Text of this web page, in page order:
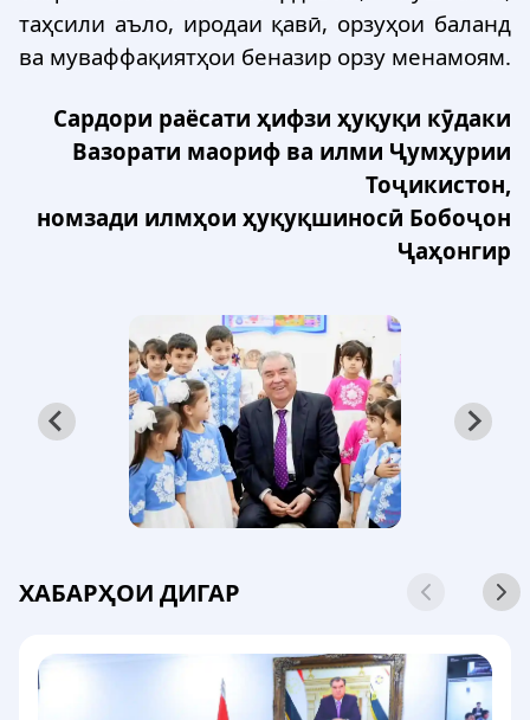
таҳсили аъло, иродаи қавӣ, орзуҳои баланд
ва муваффақиятҳои беназир орзу менамоям.
Сардори раёсати ҳифзи ҳуқуқи кӯдаки
Вазорати маориф ва илми Ҷумҳурии
Тоҷикистон,
номзади илмҳои ҳуқуқшиносӣ Бобоҷон
Ҷаҳонгир
ХАБАРҲОИ ДИГАР